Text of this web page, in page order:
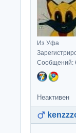
Из Уфа
Сообщений:
Неактивен